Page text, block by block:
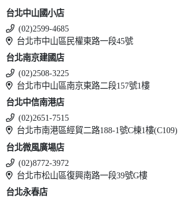
台北中山國小店
(02)2599-4685
台北市中山區民權東路一段45號
台北南京建國店
(02)2508-3225
台北市中山區南京東路二段157號1樓
台北中信南港店
(02)2651-7515
台北市南港區經貿二路188-1號C棟1樓(C109)
台北微風廣場店
(02)8772-3972
台北市松山區復興南路一段39號G樓
台北永春店